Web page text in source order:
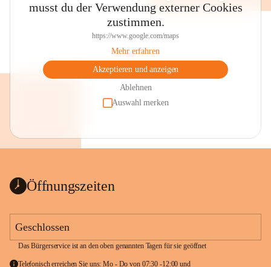
musst du der Verwendung externer Cookies
zustimmen.
https://www.google.com/maps
Mehr erfahren
Akzeptieren und anzeigen
Ablehnen
Auswahl merken
Öffnungszeiten
Geschlossen
Das Bürgerservice ist an den oben genannten Tagen für sie geöffnet
Telefonisch erreichen Sie uns: Mo - Do von 07:30 -12:00 und